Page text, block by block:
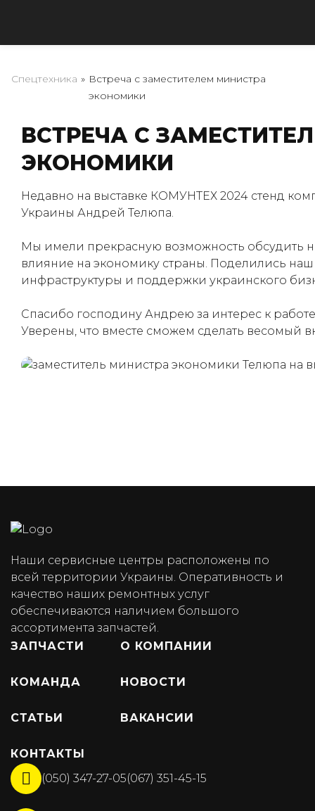
(050) 347-27-05
Спецтехника » Встреча с заместителем министра
экономики
ВСТРЕЧА С
ЭКОНОМИКИ
Недавно на выставке КОМУНТЕХ 2024 стенд
Украины Андрей Телюпа.
Мы имели прекрасную возможность обсудить
влияние на экономику страны. Поделились
инфраструктуры и поддержки украинского
Спасибо господину Андрею за интерес к
Уверены, что вместе сможем сделать весомый
Наши сервисные центры расположены по
всей территории Украины. Оперативность и
качество наших ремонтных услуг
обеспечиваются наличием большого
ассортимента запчастей.
ЗАПЧАСТИ
О КОМПАНИИ
КОМАНДА НОВОСТИ
СТАТЬИ ВАКАНСИИ
КОНТАКТЫ
(050) 347-27-05(067) 351-45-15